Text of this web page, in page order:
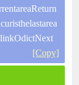
[Copy]